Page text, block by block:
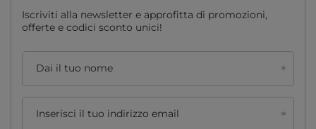
Iscriviti alla newsletter e approfitta di promozioni,
offerte e codici sconto unici!
Dai il tuo nome
Inserisci il tuo indirizzo email